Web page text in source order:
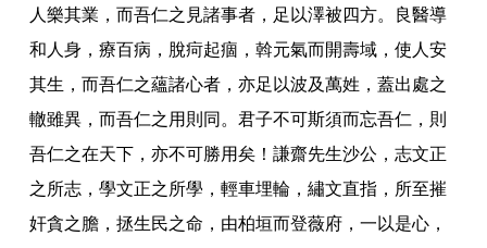
人樂其業 ，而吾仁之見諸事者 ， 足以澤被四方。
良醫導
和人身 ，療百病 ， 脫疴起痼 ，斡元氣而開壽域 ，使人安
其生 ，而吾仁之蘊諸心者 ，亦足以波及萬姓 ，蓋出處之
轍雖異 ，而吾仁之用則同 。君子不可斯須而忘吾仁 ， 則
吾仁之在天下 ，亦不可勝用矣 ！謙齋先生沙公 ，志文正
之所志 ，學文正之所學 ，輕車埋輪 ，繡文直指 ， 所至摧
奸貪之膽 ，拯生民之命 ， 由柏垣而登薇府 ，一以是心 ，